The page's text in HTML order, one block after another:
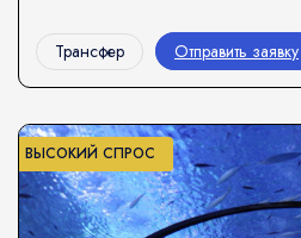
Трансфер Отправить заявку
ВЫСОКИЙ СПРОС